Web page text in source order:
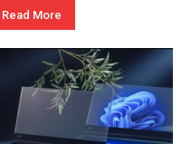
Read More